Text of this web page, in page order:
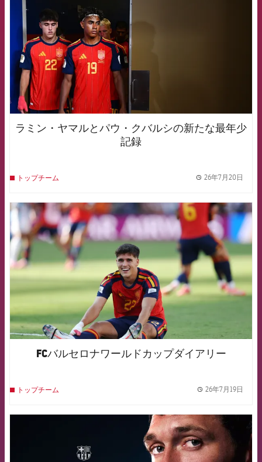
ラミン・ヤマルとパウ・クバルシの新たな最年少
記録
トップチーム 26年7月20日
FCB Barcelona badge
FCバルセロナワールドカップダイアリー
トップチーム 26年7月19日
FCB Barcelona badge